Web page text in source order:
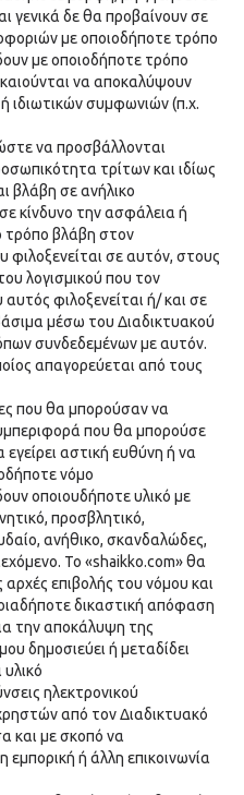
γενικά δε θα προβαίνουν σε
με οποιοδήποτε τρόπο
με οποιοδήποτε τρόπο
να αποκαλύψουν
ιδιωτικών συμφωνιών (π.χ.
να προσβάλλονται
τρίτων και ιδίως
βλάβη σε ανήλικο
κίνδυνο την ασφάλεια ή
τρόπο βλάβη στον
φιλοξενείται σε αυτόν, στους
λογισμικού που τον
φιλοξενείται ή/ και σε
μέσω του Διαδικτυακού
συνδεδεμένων με αυτόν.
απαγορεύεται από τους
που θα μπορούσαν να
που θα μπορούσε
αστική ευθύνη ή να
νόμο
οποιουδήποτε υλικό με
προσβλητικό,
ανήθικο, σκανδαλώδες,
Το «shaikko.com» θα
επιβολής του νόμου και
δικαστική απόφαση
την αποκάλυψη της
δημοσιεύει ή μεταδίδει
ηλεκτρονικού
από τον Διαδικτυακό
και με σκοπό να
ή άλλη επικοινωνία